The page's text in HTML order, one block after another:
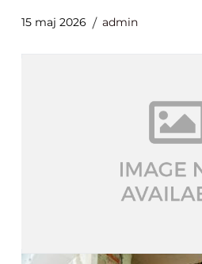
15 maj 2026 admin